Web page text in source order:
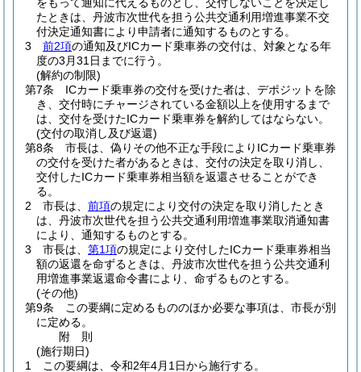
たときは、丹波市次世代を担う公共交通利用増進事業不交
付決定通知書により申請者に通知するものとする。
3
前2項の通知及びICカード乗車券の交付は、対象となる年
度の3月31日までに行う。
(解約の制限)
第7条
ICカード乗車券の交付を受けた者は、デポジットを除
き、交付時にチャージされている金額以上を使用するまで
は、交付を受けたICカード乗車券を解約してはならない。
(交付の取消し及び返還)
第8条
市長は、偽りその他不正な手段によりICカード乗車券
の交付を受けた者があるときは、交付の決定を取り消し、
交付したICカード乗車券相当額を返還させることができ
る。
2
市長は、 前項の規定により交付の決定を取り消したとき
は、丹波市次世代を担う公共交通利用増進事業取消通知書
により、通知するものとする。
3
市長は、 第1項の規定により交付したICカード乗車券相当
額の返還を命ずるときは、丹波市次世代を担う公共交通利
用増進事業返還命令書により、命ずるものとする。
(その他)
第9条
この要綱に定めるもののほか必要な事項は、市長が別
に定める。
附 則
(施行期日)
1
この要綱は、令和2年4月1日から施行する。